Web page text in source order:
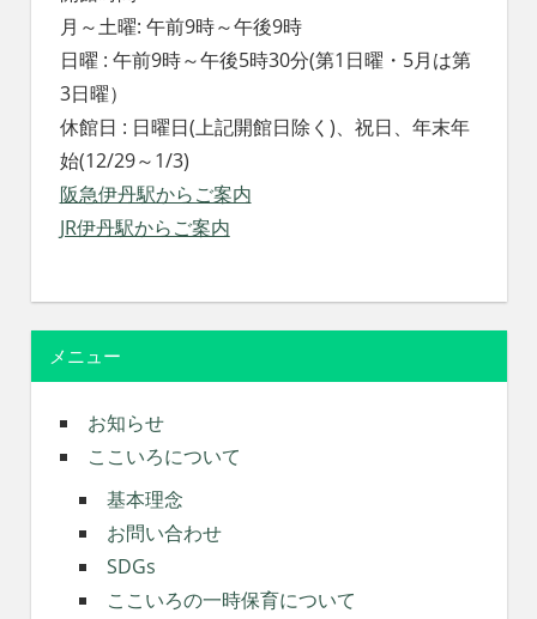
月～土曜: 午前9時～午後9時
日曜 : 午前9時～午後5時30分(第1日曜・5月は第
3日曜）
休館日 : 日曜日(上記開館日除く)、祝日、年末年
始(12/29～1/3)
阪急伊丹駅からご案内
JR伊丹駅からご案内
メニュー
お知らせ
ここいろについて
基本理念
お問い合わせ
SDGs
ここいろの一時保育について